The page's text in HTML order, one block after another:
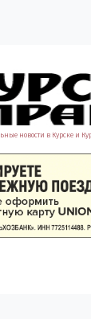
новости в Курске и